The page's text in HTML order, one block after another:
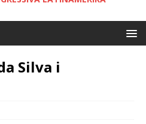
Silva i